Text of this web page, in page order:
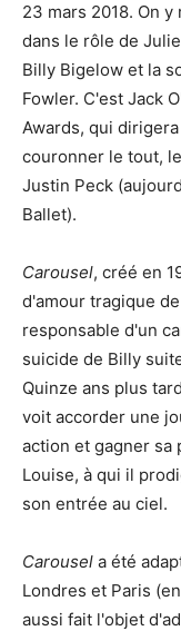
23 mars 2018. On
dans le rôle de
Billy Bigelow et la
Fowler. C'est Jack
Awards, qui
couronner le tout,
Justin Peck
Ballet).
Carousel, créé en
d'amour tragique
responsable d'un
suicide de Billy
Quinze ans plus
voit accorder une
action et gagner sa
Louise, à qui il
son entrée au ciel.
Carousel a été
Londres et Paris
aussi fait l'objet